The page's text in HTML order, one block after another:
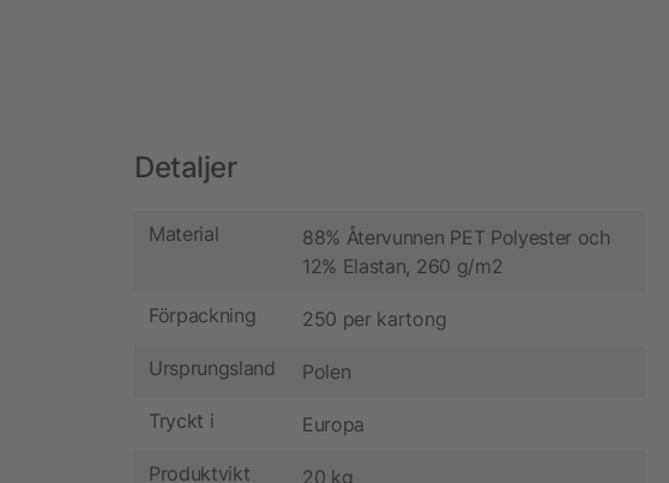
Detaljer
Material
88% Återvunnen PET Polyester och
12% Elastan, 260 g/m2
Förpackning 250 per kartong
Ursprungsland Polen
Tryckt i Europa
Produktvikt
20 kg